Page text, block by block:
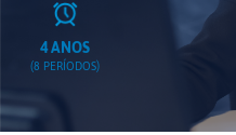
4 ANOS
(8 PERÍODOS)